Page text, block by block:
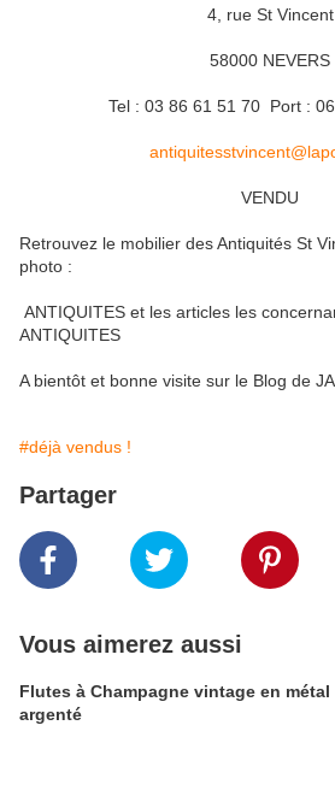
4, rue St Vincent
58000 NEVERS
Tel : 03 86 61 51 70 Port :
VENDU
Retrouvez le mobilier des Antiquités St
photo :
ANTIQUITES et les articles les
ANTIQUITES
A bientôt et bonne visite sur le Blog de
#déjà vendus !
Partager
Vous aimerez aussi
Flutes à Champagne vintage en métal
argenté